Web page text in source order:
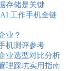
存储是关键
工作手机全链
业？
机测评参考
业选型对比分析
理踩坑实用指南